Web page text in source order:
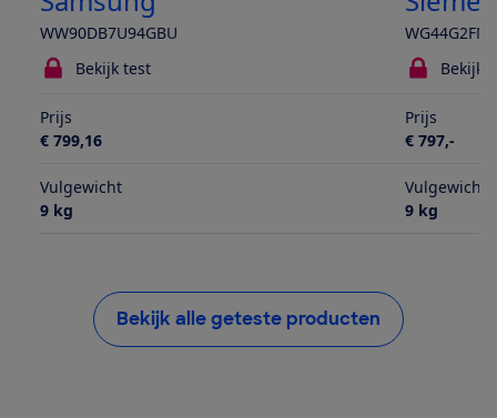
WW90DB7U94GBU
Bekijk test
Bekijk
Prijs
€ 799,16
Prijs
€ 797,-
Vulgewicht
9 kg
Vulgewicht
9 kg
Bekijk alle geteste producten